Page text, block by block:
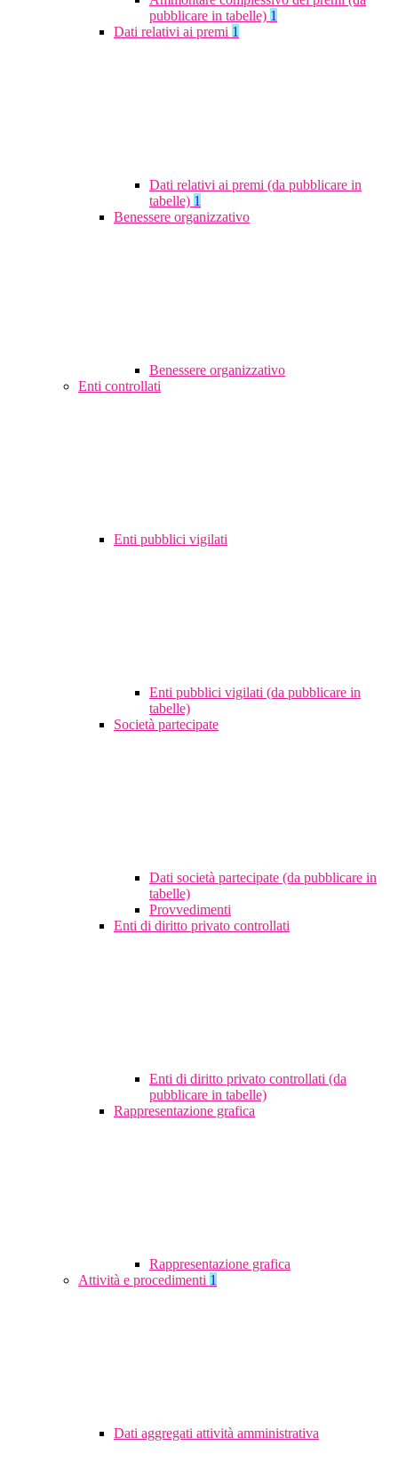
pubblicare in tabelle) 1
Dati relativi ai premi 1
Dati relativi ai premi (da pubblicare in
tabelle) 1
Benessere organizzativo
Benessere organizzativo
Enti controllati
Enti pubblici vigilati
Enti pubblici vigilati (da pubblicare in
tabelle)
Società partecipate
Dati società partecipate (da pubblicare in
tabelle)
Provvedimenti
Enti di diritto privato controllati
Enti di diritto privato controllati (da
pubblicare in tabelle)
Rappresentazione grafica
Rappresentazione grafica
Attività e procedimenti 1
Dati aggregati attività amministrativa